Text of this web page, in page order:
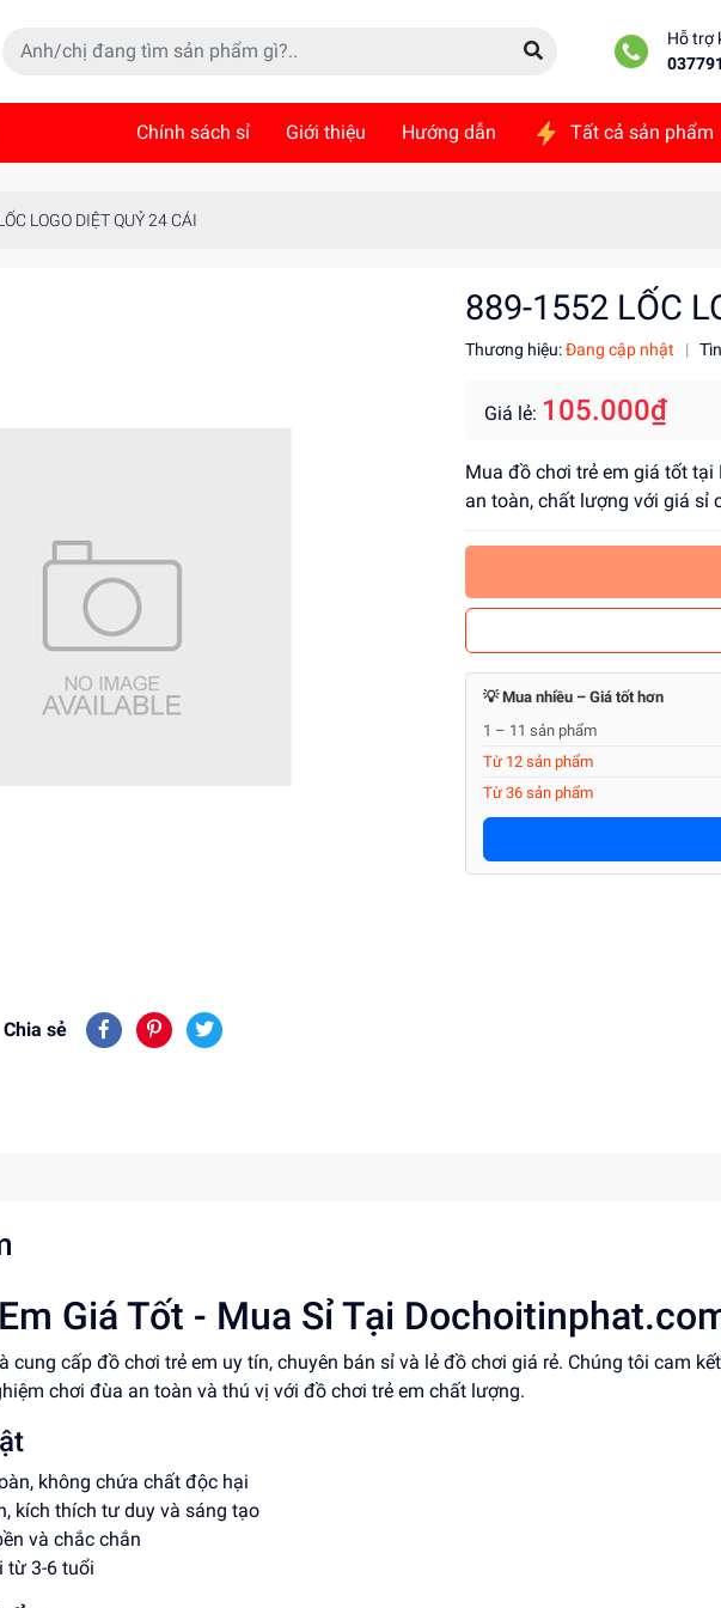
Hỗ trợ
Chính sách sỉ Giới thiệu Hướng dẫn Tất cả sản phẩm
LOGO DIỆT QUỶ 24 CÁI
Chia sẻ
889-1552 LỐC
Thương hiệu:Đang cập nhật |
Giá lẻ: 105.000₫
Mua đồ chơi trẻ em giá tốt
an toàn, chất lượng với giá sỉ
💡 Mua nhiều – Giá tốt hơn
1 – 11 sản phẩm
Từ 12 sản phẩm
Từ 36 sản phẩm
Giá Tốt - Mua Sỉ Tại
cung cấp đồ chơi trẻ em uy tín, chuyên bán sỉ và lẻ đồ chơi giá rẻ. Chúng tôi cam
chơi đùa an toàn và thú vị với đồ chơi trẻ em chất lượng.
không chứa chất độc hại
kích thích tư duy và sáng tạo
và chắc chắn
từ 3-6 tuổi